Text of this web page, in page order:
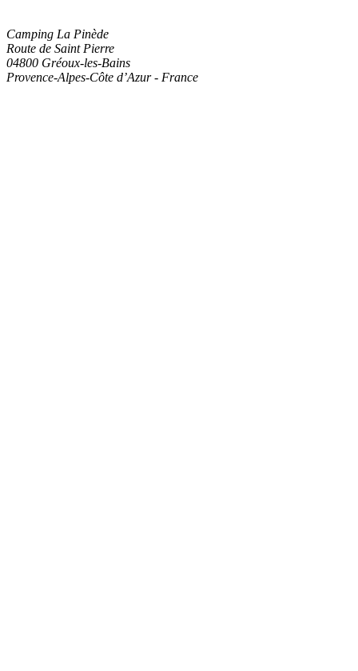
Camping La Pinède
Route de Saint Pierre
04800 Gréoux-les-Bains
Provence-Alpes-Côte d’Azur- France